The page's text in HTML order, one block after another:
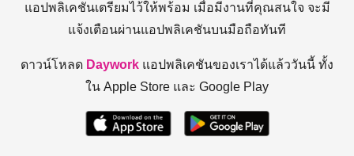
แอปพลิเคชันเตรียมไว้ให้พร้อม เมื่อมีงานที่คุณสนใจ จะมี
แจ้งเตือนผ่านแอปพลิเคชันบนมือถือทันที
ดาวน์โหลด Daywork แอปพลิเคชันของเราได้แล้ววันนี้ ทั้ง
ใน Apple Store และ Google Play